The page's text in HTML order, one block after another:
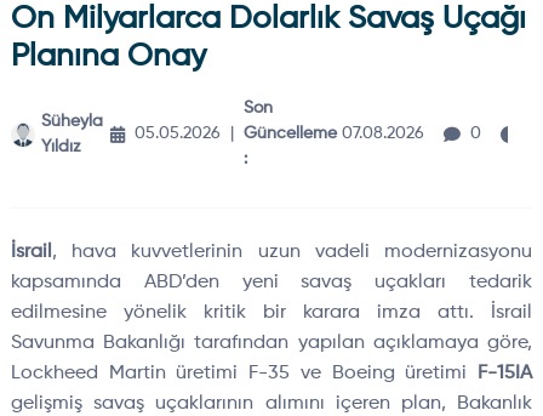
On Milyarlarca Dolarlık Savaş Uçağı
Planına Onay
Süheyla
Yıldız
05.05.2026
Son
Güncelleme
:
07.08.2026 0
İsrail , hava kuvvetlerinin uzun vadeli modernizasyonu
kapsamında ABD’den yeni savaş uçakları tedarik
edilmesine yönelik kritik bir karara imza attı. İsrail
Savunma Bakanlığı tarafından yapılan açıklamaya göre,
Lockheed Martin üretimi F-35 ve Boeing üretimi F-15IA
gelişmiş savaş uçaklarının alımını içeren plan, Bakanlık